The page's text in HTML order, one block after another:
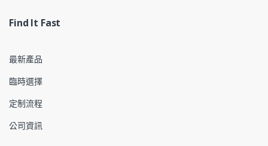
Find It Fast
最新產品
臨時選擇
定制流程
公司資訊